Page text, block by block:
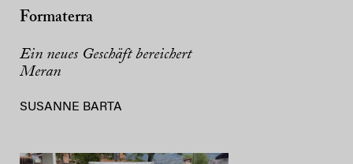
Formaterra
Ein neues Geschäft bereichert
Meran
SUSANNE BARTA